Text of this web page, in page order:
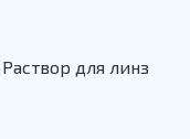
для линз